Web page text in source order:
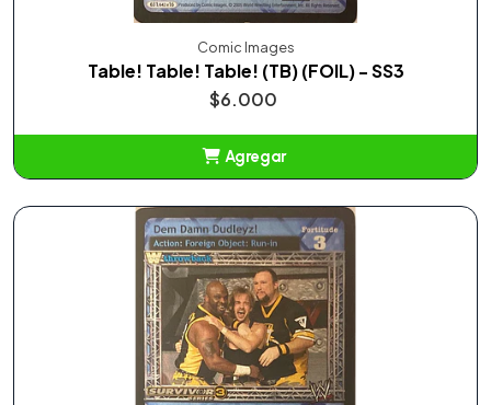
Comic Images
Table! Table! Table! (TB) (FOIL) - SS3
$6.000
Agregar